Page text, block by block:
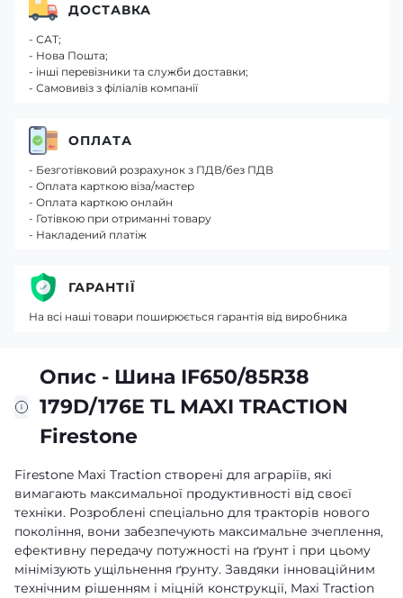
Опис - Шина IF650/85R38
179D/176E TL MAXI TRACTION
Firestone
Firestone Maxi Traction створені для аграріїв, які
вимагають максимальної продуктивності від своєї
техніки. Розроблені спеціально для тракторів нового
покоління, вони забезпечують максимальне зчеплення,
ефективну передачу потужності на ґрунт і при цьому
мінімізують ущільнення ґрунту. Завдяки інноваційним
технічним рішенням і міцній конструкції, Maxi Traction
ДОСТАВКА
- САТ;
- Нова Пошта;
- інші перевізники та служби доставки;
- Самовивіз з філіалів компанії
ОПЛАТА
- Безготівковий розрахунок з ПДВ/без ПДВ
- Оплата карткою віза/мастер
- Оплата карткою онлайн
- Готівкою при отриманні товару
- Накладений платіж
ГАРАНТІЇ
На всі наші товари поширюється гарантія від виробника